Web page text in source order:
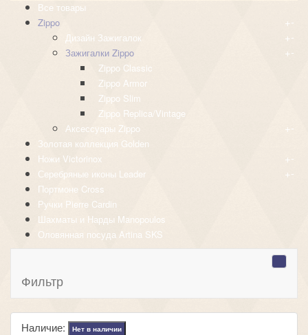
Все товары
Zippo
+-
Дизайн Зажигалок +-
Зажигалки Zippo +-
Zippo Classic
Zippo Armor
Zippo Slim
Zippo Replica/Vintage
Аксессуары Zippo
+-
Золотая коллекция Golden
Ножи Victorinox
+-
Серебряные иконы Leader +-
Портмоне Cross
Ручки Pierre Cardin
Шахматы и Нарды Manopoulos
Оловянная посуда Artina SKS
Фильтр
Наличие: Нет в наличии